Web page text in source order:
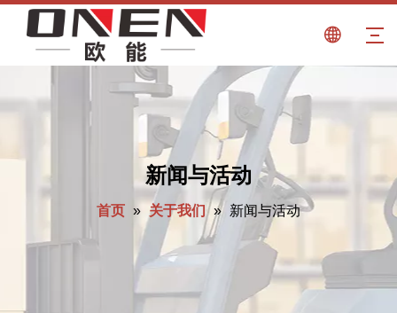
新闻与活动
首页 » 关于我们 » 新闻与活动